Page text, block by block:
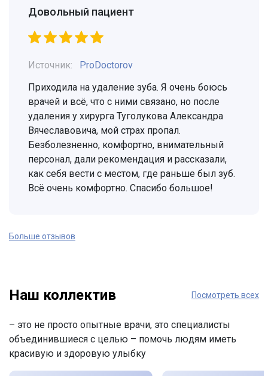
Довольный пациент
Источник:
ProDoctorov
Приходила на удаление зуба. Я очень боюсь
врачей и всё, что с ними связано, но после
удаления у хирурга Туголукова Александра
Вячеславовича, мой страх пропал.
Безболезненно, комфортно, внимательный
персонал, дали рекомендация и рассказали,
как себя вести с местом, где раньше был зуб.
Всё очень комфортно. Спасибо большое!
Больше отзывов
Наш коллектив Посмотреть всех
– это не просто опытные врачи, это специалисты
объединившиеся с целью – помочь людям иметь
красивую и здоровую улыбку